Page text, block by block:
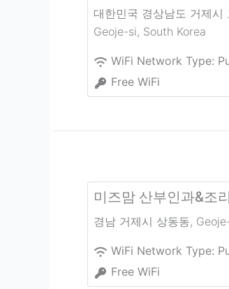
대한민국 경상남도 거제
Geoje-si, South Korea
WiFi Network Type:
Free WiFi
미즈맘 산부인과&조
경남 거제시 상동동,
WiFi Network Type:
Free WiFi